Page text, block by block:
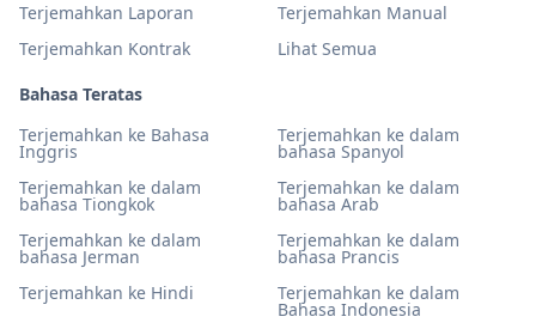
Terjemahkan Laporan
Terjemahkan Manual
Terjemahkan Kontrak
Lihat Semua
Bahasa Teratas
Terjemahkan ke Bahasa
Inggris
Terjemahkan ke dalam
bahasa Spanyol
Terjemahkan ke dalam
bahasa Tiongkok
Terjemahkan ke dalam
bahasa Arab
Terjemahkan ke dalam
bahasa Jerman
Terjemahkan ke dalam
bahasa Prancis
Terjemahkan ke Hindi
Terjemahkan ke dalam
Bahasa Indonesia